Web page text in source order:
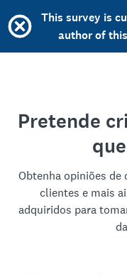
This survey is
author of
Pretende
Obtenha opiniões
clientes e mais
adquiridos para